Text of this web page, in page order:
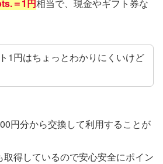
＝1円相当で、現金やギフト券な
1円はちょっとわかりにくいけど
円分から交換して利用することが
得しているので安心安全にポイン